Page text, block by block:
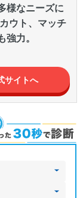
様なニーズに
ウト、マッチ
強力。
サイトへ